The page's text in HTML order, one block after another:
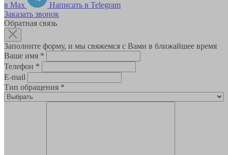
в Max
Написать в Telegram
Заказать звонок
Обратная связь
Заполните форму, и мы свяжемся с Вами в ближайшее время
Ваше имя *
Телефон *
E-mail
Тип обращения *